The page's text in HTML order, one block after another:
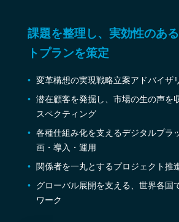
課題を整理し、実効性のあ
トプランを策定
変革構想の実現戦略立案アドバイザ
潜在顧客を発掘し、市場の生の声を
スペクティング
各種仕組み化を支えるデジタルプラ
画・導入・運用
関係者を一丸とするプロジェクト推
グローバル展開を支える、世界各国
ワーク